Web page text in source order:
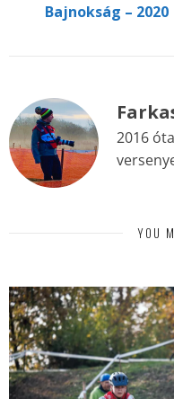
Bajnokság – 2020
2016
YOU